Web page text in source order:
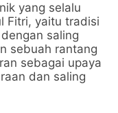
yang selalu
Fitri, yaitu tradisi
saling
sebuah rantang
sebagai upaya
dan saling